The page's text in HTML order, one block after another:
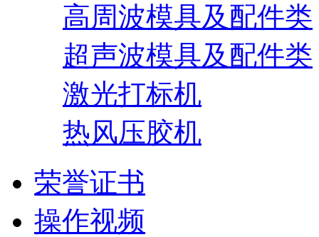
高周波模具及配件类
超声波模具及配件类
激光打标机
热风压胶机
荣誉证书
操作视频